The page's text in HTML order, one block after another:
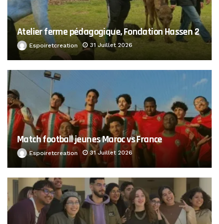
Atelier ferme pédagogique, Fondation Hassen 2
Espoiretcreation 31 Juillet 2026
Match football jeunes Maroc vs France
Espoiretcreation 31 Juillet 2026